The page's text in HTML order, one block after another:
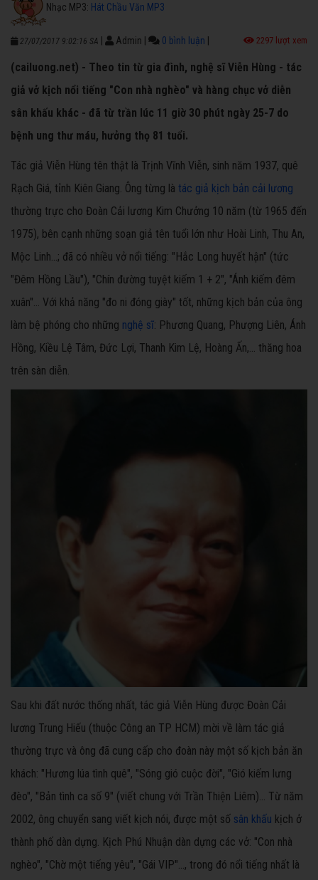
Nhạc MP3: Hát Chầu Văn MP3
27/07/2017 9:02:16 SA Admin 0 bình luận 2297 lượt xem
(cailuong.net) - Theo tin từ gia đình, nghệ sĩ Viễn Hùng - tác
giả vở kịch nổi tiếng "Con nhà nghèo" và hàng chục vở diễn
sân khấu khác - đã từ trần lúc 11 giờ 30 phút ngày 25-7 do
bệnh ung thư máu, hưởng thọ 81 tuổi.
Tác giả Viễn Hùng tên thật là Trịnh Vĩnh Viễn, sinh năm 1937, quê
Rạch Giá, tỉnh Kiên Giang. Ông từng là tác giả kịch bản cải lương
thường trực cho Đoàn Cải lương Kim Chưởng 10 năm (từ 1965 đến
1975), bên cạnh những soạn giả tên tuổi lớn như Hoài Linh, Thu An,
Mộc Linh...; đã có nhiều vở nổi tiếng: "Hắc Long huyết hận" (tức
"Đêm Hồng Lầu"), "Chín đường tuyệt kiếm 1 + 2", "Ánh kiếm đêm
xuân"... Với khả năng "đo ni đóng giày" tốt, những kịch bản của ông
làm bệ phóng cho những nghệ sĩ: Phương Quang, Phượng Liên, Ánh
Hồng, Kiều Lệ Tâm, Đức Lợi, Thanh Kim Lệ, Hoàng Ấn,... thăng hoa
trên sàn diễn.
Sau khi đất nước thống nhất, tác giả Viễn Hùng được Đoàn Cải
lương Trung Hiếu (thuộc Công an TP HCM) mời về làm tác giả
thường trực và ông đã cung cấp cho đoàn này một số kịch bản ăn
khách: "Hương lúa tình quê", "Sóng gió cuộc đời", "Gió kiếm lưng
đèo", "Bản tình ca số 9" (viết chung với Trần Thiện Liêm)... Từ năm
2002, ông chuyển sang viết kịch nói, được một số sân khấu kịch ở
thành phố dàn dựng. Kịch Phú Nhuận dàn dựng các vở: "Con nhà
nghèo", "Chờ một tiếng yêu", "Gái VIP"..., trong đó nổi tiếng nhất là